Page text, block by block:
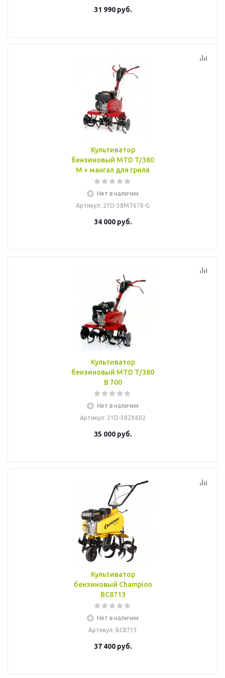
31 990руб.
Культиватор
бензиновый MTD T/380
М + мангал для гриля
Нет в наличии
Артикул: 21D-38MT678-G
34 000руб.
Культиватор
бензиновый MTD T/380
B 700
Нет в наличии
Артикул: 21D-382X602
35 000руб.
Культиватор
бензиновый Champion
ВС8713
Нет в наличии
Артикул: BC8713
37 400руб.